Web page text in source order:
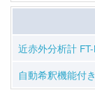
近赤外分析計
自動希釈機能付